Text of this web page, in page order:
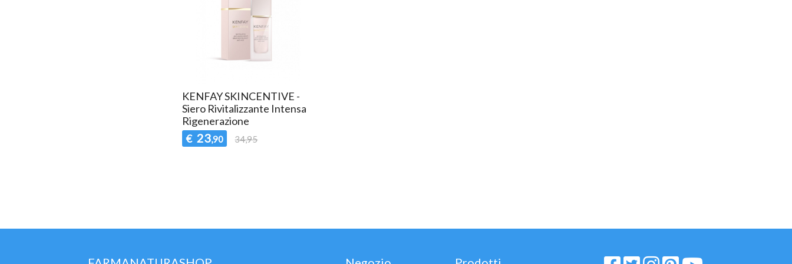
KENFAY SKINCENTIVE -
Siero Rivitalizzante Intensa
Rigenerazione
€ 23,90 34,95